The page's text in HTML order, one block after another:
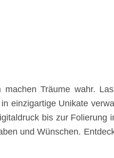
Träume wahr.
einzigartige Unikate
bis zur Folierung
und Wünschen.